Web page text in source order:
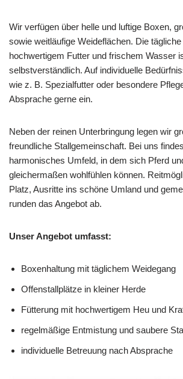
Wir verfügen über helle und luftige Boxen,
sowie weitläufige Weideflächen. Die
hochwertigem Futter und frischem Wasser
selbstverständlich. Auf individuelle
wie z. B. Spezialfutter oder besondere
Absprache gerne ein.
Neben der reinen Unterbringung legen wir
freundliche Stallgemeinschaft. Bei uns
harmonisches Umfeld, in dem sich Pferd
gleichermaßen wohlfühlen können.
Platz, Ausritte ins schöne Umland und
runden das Angebot ab.
Unser Angebot umfasst:
Boxenhaltung mit täglichem Weidegang
Offenstallplätze in kleiner Herde
Fütterung mit hochwertigem Heu und
regelmäßige Entmistung und saubere
individuelle Betreuung nach Absprache